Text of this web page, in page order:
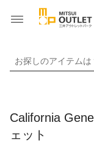
お探しのアイテムは
California
ェット